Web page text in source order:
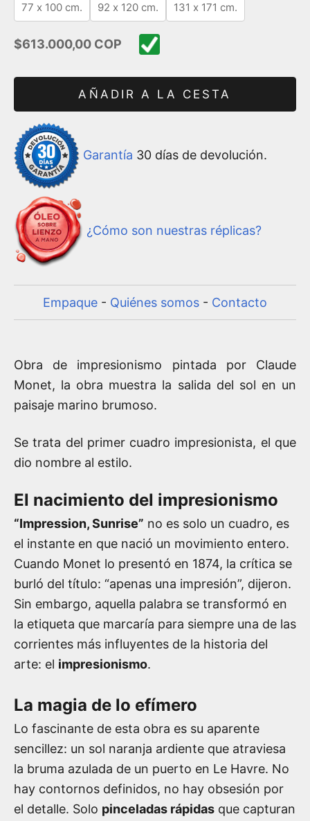
77 x 100 cm. 92 x 120 cm. 131 x 171 cm.
Precio de oferta
$613.000,00 COP
AÑADIR A LA CESTA
Garantía 30 días de devolución.
¿Cómo son nuestras réplicas?
Empaque - Quiénes somos - Contacto
Obra de impresionismo pintada por Claude
Monet, la obra muestra la salida del sol en un
paisaje marino brumoso.
Se trata del primer cuadro impresionista, el que
dio nombre al estilo.
El nacimiento del impresionismo
“Impression, Sunrise” no es solo un cuadro, es
el instante en que nació un movimiento entero.
Cuando Monet lo presentó en 1874, la crítica se
burló del título: “apenas una impresión”, dijeron.
Sin embargo, aquella palabra se transformó en
la etiqueta que marcaría para siempre una de las
corrientes más influyentes de la historia del
arte: el impresionismo.
La magia de lo efímero
Lo fascinante de esta obra es su aparente
sencillez: un sol naranja ardiente que atraviesa
la bruma azulada de un puerto en Le Havre. No
hay contornos definidos, no hay obsesión por
el detalle. Solo pinceladas rápidas que capturan